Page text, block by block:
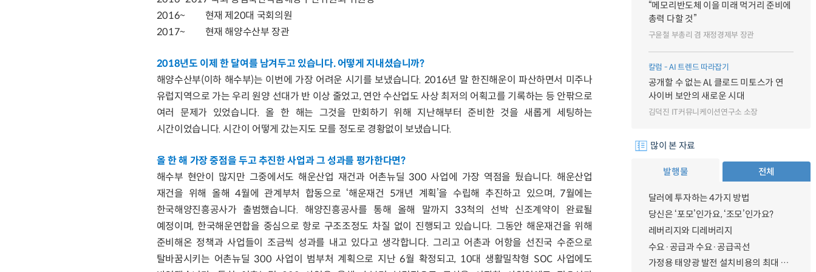
2016~ 현재 제20대 국회의원
2017~ 현재 해양수산부 장관
2018년도 이제 한 달여를 남겨두고 있습니다. 어떻게 지내셨습니까?
해양수산부(이하 해수부)는 이번에 가장 어려운 시기를 보냈습니다. 2016년 말 한진해운이 파산하면서 미주나
유럽지역으로 가는 우리 원양 선대가 반 이상 줄었고, 연안 수산업도 사상 최저의 어획고를 기록하는 등 안팎으로
여러 문제가 있었습니다. 올 한 해는 그것을 만회하기 위해 지난해부터 준비한 것을 새롭게 세팅하는
시간이었습니다. 시간이 어떻게 갔는지도 모를 정도로 경황없이 보냈습니다.
올 한 해 가장 중점을 두고 추진한 사업과 그 성과를 평가한다면?
해수부 현안이 많지만 그중에서도 해운산업 재건과 어촌뉴딜 300 사업에 가장 역점을 뒀습니다. 해운산업
재건을 위해 올해 4월에 관계부처 합동으로 ‘해운재건 5개년 계획’을 수립해 추진하고 있으며, 7월에는
한국해양진흥공사가 출범했습니다. 해양진흥공사를 통해 올해 말까지 33척의 선박 신조계약이 완료될
예정이며, 한국해운연합을 중심으로 항로 구조조정도 차질 없이 진행되고 있습니다. 그동안 해운재건을 위해
준비해온 정책과 사업들이 조금씩 성과를 내고 있다고 생각합니다. 그리고 어촌과 어항을 선진국 수준으로
탈바꿈시키는 어촌뉴딜 300 사업이 범부처 계획으로 지난 6월 확정되고, 10대 생활밀착형 SOC 사업에도
“메모리반도체 이을 미래 먹거리 준비에
총력 다할 것”
구윤철 부총리 겸 재정경제부 장관
칼럼 - AI 트렌드 따라잡기
공개할 수 없는 AI, 클로드 미토스가 연
사이버 보안의 새로운 시대
김덕진 IT커뮤니케이션연구소 소장
많이 본 자료
발행물 전체
달러에 투자하는 4가지 방법
당신은 ‘포모’인가요, ‘조모’인가요?
레버리지와 디레버리지
수요·공급과 수요·공급곡선
가정용 태양광 발전 설치비용의 최대 50% 지원